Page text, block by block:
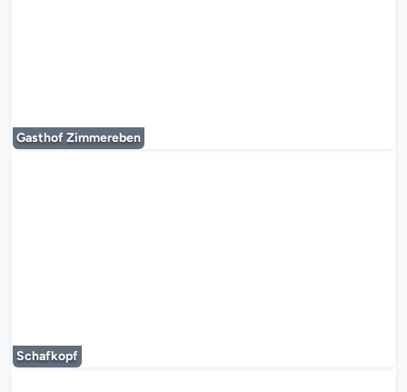
Gasthof Zimmereben
Schafkopf